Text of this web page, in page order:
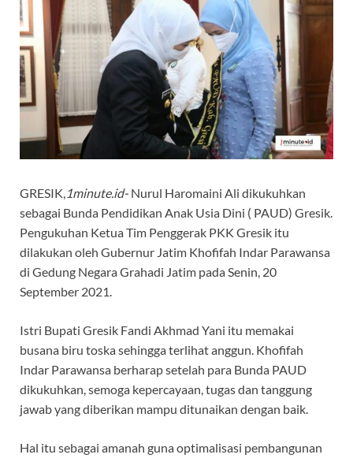
GRESIK, 1minute.id- Nurul Haromaini Ali dikukuhkan
sebagai Bunda Pendidikan Anak Usia Dini ( PAUD) Gresik.
Pengukuhan Ketua Tim Penggerak PKK Gresik itu
dilakukan oleh Gubernur Jatim Khofifah Indar Parawansa
di Gedung Negara Grahadi Jatim pada Senin, 20
September 2021.
Istri Bupati Gresik Fandi Akhmad Yani itu memakai
busana biru toska sehingga terlihat anggun. Khofifah
Indar Parawansa berharap setelah para Bunda PAUD
dikukuhkan, semoga kepercayaan, tugas dan tanggung
jawab yang diberikan mampu ditunaikan dengan baik.
Hal itu sebagai amanah guna optimalisasi pembangunan